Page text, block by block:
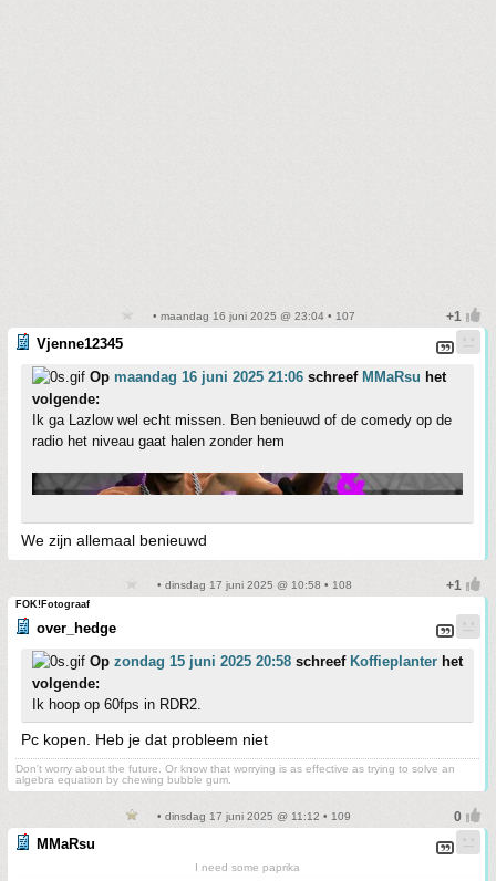
• maandag 16 juni 2025 @ 23:04 • 107
Vjenne12345
Op maandag 16 juni 2025 21:06 schreef MMaRsu het
volgende:
Ik ga Lazlow wel echt missen. Ben benieuwd of de comedy op de
radio het niveau gaat halen zonder hem
We zijn allemaal benieuwd
• dinsdag 17 juni 2025 @ 10:58 • 108
FOK!Fotograaf
over_hedge
Op zondag 15 juni 2025 20:58 schreef Koffieplanter het
volgende:
Ik hoop op 60fps in RDR2.
Pc kopen. Heb je dat probleem niet
Don't worry about the future. Or know that worrying is as effective as trying to solve an
algebra equation by chewing bubble gum.
• dinsdag 17 juni 2025 @ 11:12 • 109
MMaRsu
I need some paprika